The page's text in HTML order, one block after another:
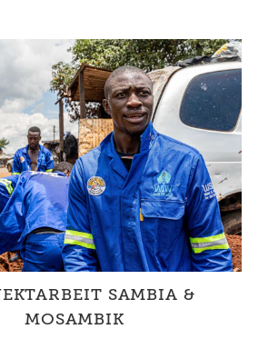
von Frauen und Mädchen
weltweites Phänomen. Gerade
der Thematik Wasser zei...
SAMBIA &
MOSAMBIK